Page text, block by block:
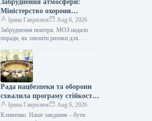
Забруднення атмосфери:
Міністерство охорони
здоров’я порадило, як
зменшити небезпеку для
самопочуття
Ірина Гаврилюк
Aug 6, 2026
Забруднення повітря: МОЗ надало
поради, як знизити ризики для
Укрінформ Міністерство охорони
здоров’я України запропонувало
рекомендації…
Рада нацбезпеки та оборони
схвалила програму стійкості
для столиці.
Ірина Гаврилюк
Aug 6, 2026
Клименко: Наше завдання – бути